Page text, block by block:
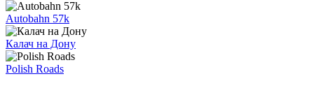
Autobahn 57k
Калач на Дону
Polish Roads